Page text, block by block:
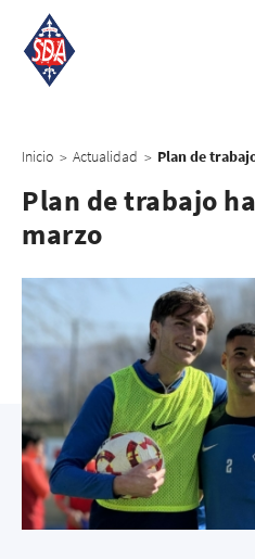
Inicio > Actualidad >
Plan de trabajo
marzo